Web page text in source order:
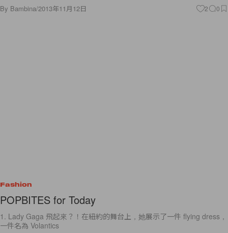
By Bambina/2013年11月12日 2 0
Fashion
POPBITES for Today
1. Lady Gaga 飛起來？！在紐約的舞台上，她展示了一件 flying dress，
一件名為 Volantics